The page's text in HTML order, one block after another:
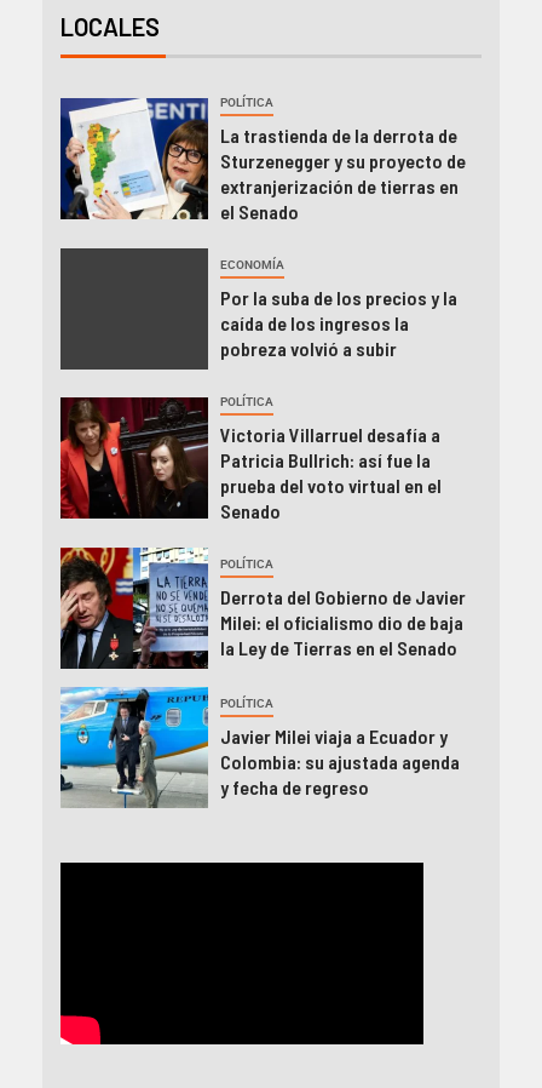
LOCALES
POLÍTICA
La trastienda de la derrota de
Sturzenegger y su proyecto de
extranjerización de tierras en
el Senado
ECONOMÍA
Por la suba de los precios y la
caída de los ingresos la
pobreza volvió a subir
POLÍTICA
Victoria Villarruel desafía a
Patricia Bullrich: así fue la
prueba del voto virtual en el
Senado
POLÍTICA
Derrota del Gobierno de Javier
Milei: el oficialismo dio de baja
la Ley de Tierras en el Senado
POLÍTICA
Javier Milei viaja a Ecuador y
Colombia: su ajustada agenda
y fecha de regreso